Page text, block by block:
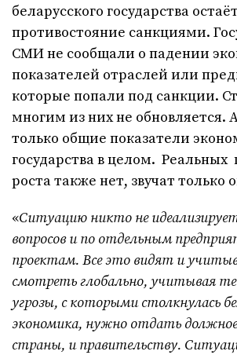
беларусского государства
противостояние санкциями.
СМИ не сообщали о падении
показателей отраслей или
которые попали под санкции.
многим из них не
только общие показатели
государства в целом. Реальных
роста также нет, звучат только
«Ситуацию никто не
вопросов и по отдельным
проектам. Все это видят и
смотреть глобально, учитывая
угрозы, с которыми столкнулась
экономика, нужно отдать
страны, и правительству.